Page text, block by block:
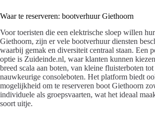
Waar te reserveren: bootverhuur Giethoorn
Voor toeristen die een elektrische sloep willen
Giethoorn, zijn er vele bootverhuur diensten
waarbij gemak en diversiteit centraal staan. Een
optie is Zuideinde.nl, waar klanten kunnen
breed scala aan boten, van kleine fluisterboten
nauwkeurige consoleboten. Het platform biedt
mogelijkheid om te reserveren boot Giethoorn
individuele als groepsvaarten, wat het ideaal
soort uitje.